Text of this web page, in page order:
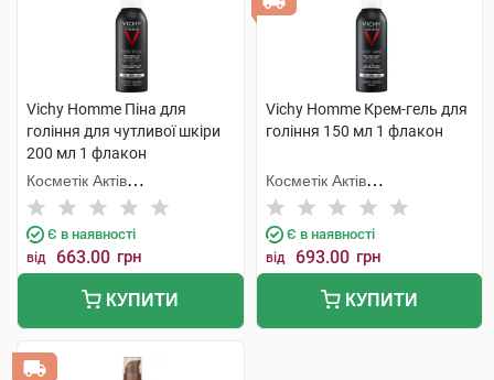
Vichy Homme Піна для
гоління для чутливої шкіри
200 мл 1 флакон
Косметік Актів
Інтернаціональ
Є в наявності
від 663.00 грн
КУПИТИ
Vichy Homme Крем-гель для
гоління 150 мл 1 флакон
Косметік Актів
Інтернаціональ
Є в наявності
від 693.00 грн
КУПИТИ